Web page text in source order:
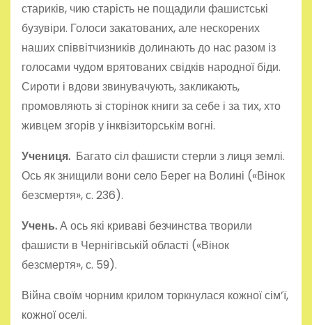
стариків, чию старість не пощадили фашистські
бузувіри. Голоси закатованих, але нескорених
наших співвітчизників долинають до нас разом із
голосами чудом врятованих свідків народної біди.
Сироти і вдови звинувачують, закликають,
промовляють зі сторінок книги за себе і за тих, хто
живцем згорів у інквізиторськім вогні.
Учениця. Багато сіл фашисти стерли з лиця землі.
Ось як знищили вони село Берег на Волині («Вінок
безсмертя», с. 236).
Учень.А ось які криваві безчинства творили
фашисти в Чернігівській області («Вінок
безсмертя», с. 59).
Війна своїм чорним крилом торкнулася кожної сім’ї,
кожної оселі.